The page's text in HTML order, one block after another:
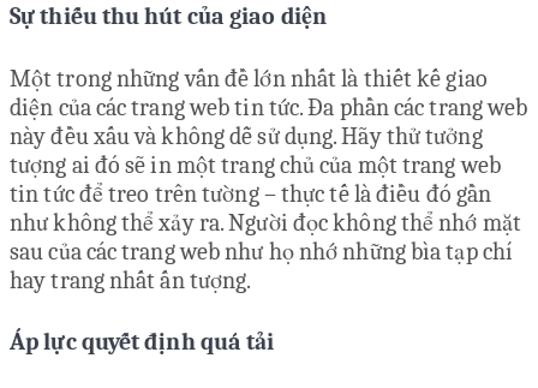
Sự thiếu thu hút của giao diện
Một trong những vấn đề lớn nhất là thiết kế giao
diện của các trang web tin tức. Đa phần các trang web
này đều xấu và không dễ sử dụng. Hãy thử tưởng
tượng ai đó sẽ in một trang chủ của một trang web
tin tức để treo trên tường – thực tế là điều đó gần
như không thể xảy ra. Người đọc không thể nhớ mặt
sau của các trang web như họ nhớ những bìa tạp chí
hay trang nhất ấn tượng.
Áp lực quyết định quá tải